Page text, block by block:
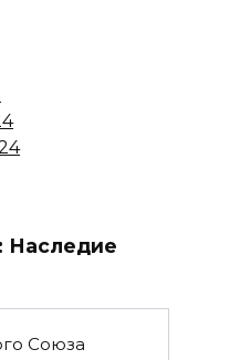
Наследие
Союза